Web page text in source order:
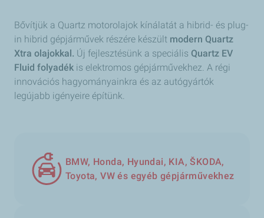
Bővítjük a Quartz motorolajok kínálatát a hibrid- és plug-
in hibrid gépjárművek részére készült modern Quartz
Xtra olajokkal. Új fejlesztésünk a speciális Quartz EV
Fluid folyadék is elektromos gépjárművekhez. A régi
innovációs hagyományainkra és az autógyártók
legújabb igényeire építünk.
BMW, Honda, Hyundai, KIA, ŠKODA,
Toyota, VW és egyéb gépjárművekhez